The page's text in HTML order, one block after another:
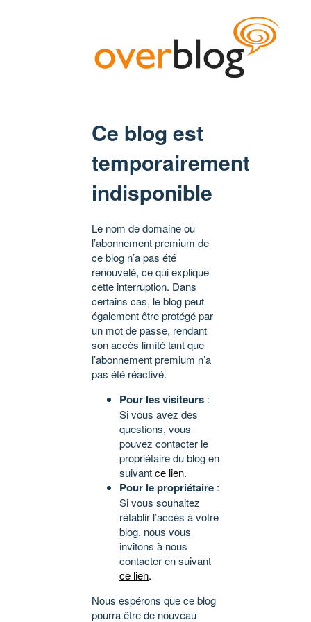
Ce blog est
temporairement
indisponible
Le nom de domaine ou
l’abonnement premium de
ce blog n’a pas été
renouvelé, ce qui explique
cette interruption. Dans
certains cas, le blog peut
également être protégé par
un mot de passe, rendant
son accès limité tant que
l’abonnement premium n’a
pas été réactivé.
Pour les visiteurs :
Si vous avez des
questions, vous
pouvez contacter le
propriétaire du blog en
suivantce lien.
Pour le propriétaire :
Si vous souhaitez
rétablir l’accès à votre
blog, nous vous
invitons à nous
contacter en suivant
ce lien.
Nous espérons que ce blog
pourra être de nouveau